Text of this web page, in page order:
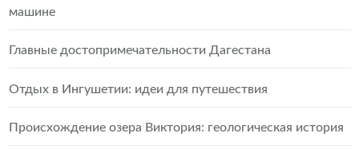
машине
Главные достопримечательности Дагестана
Отдых в Ингушетии: идеи для путешествия
Происхождение озера Виктория: геологическая история